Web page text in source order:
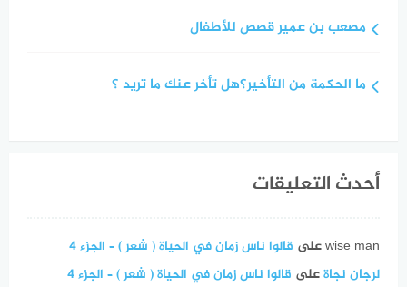
مصعب بن عمير قصص للأطفال
ما الحكمة من التأخير؟هل تأخر عنك ما تريد ؟
أحدث التعليقات
wise manعلى قالوا ناس زمان في الحياة ( شعر ) – الجزء 4
لرجان نجاةعلى قالوا ناس زمان في الحياة ( شعر ) – الجزء 4